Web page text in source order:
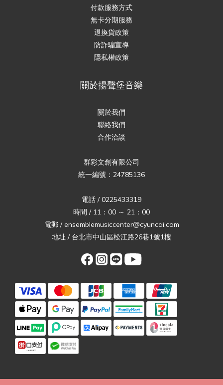
付款服務方式
無卡分期服務
退換貨政策
防詐騙宣導
隱私權政策
關於揚聲堡音樂
關於我們
聯絡我們
合作洽談
群彩文創有限公司
統一編號：24785136
電話 / 0225433319
時間 / 11：00 ～ 21：00
電郵 / ensemblemusiccenter@cyuncai.com
地址 / 台北市中山區松江路26巷1號1樓